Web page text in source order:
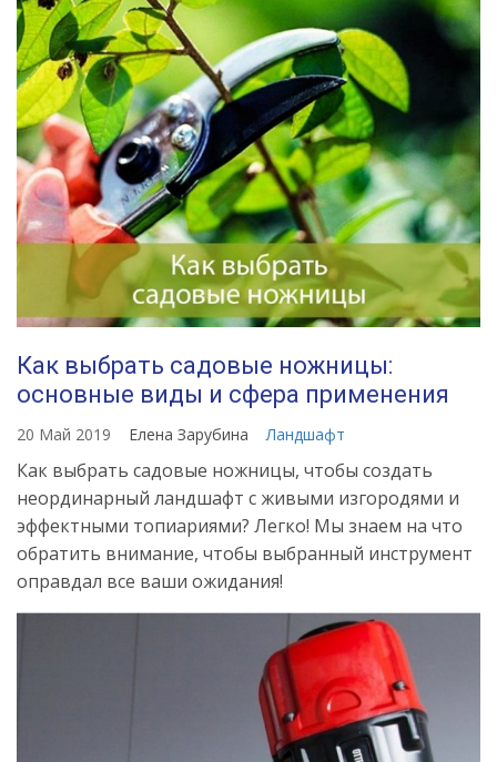
Как выбрать садовые ножницы:
основные виды и сфера применения
20 Май 2019 Елена Зарубина Ландшафт
Как выбрать садовые ножницы, чтобы создать
неординарный ландшафт с живыми изгородями и
эффектными топиариями? Легко! Мы знаем на что
обратить внимание, чтобы выбранный инструмент
оправдал все ваши ожидания!